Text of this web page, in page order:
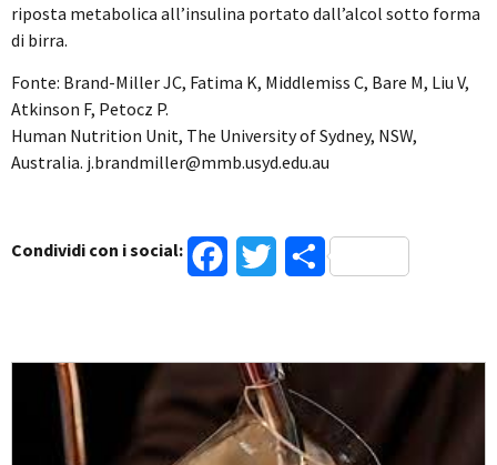
riposta metabolica all’insulina portato dall’alcol sotto forma
di birra.
Fonte: Brand-Miller JC, Fatima K, Middlemiss C, Bare M, Liu V,
Atkinson F, Petocz P.
Human Nutrition Unit, The University of Sydney, NSW,
Australia. j.brandmiller@mmb.usyd.edu.au
Condividi con i social: FacebookTwitterCondividi